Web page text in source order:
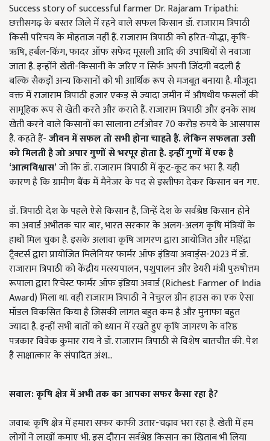
Success story of successful farmer Dr. Rajaram Tripathi:
छत्तीसगढ़ के बस्तर जिले में रहने वाले सफल किसान डॉ. राजाराम त्रिपाठी
किसी परिचय के मोहताज नहीं हैं. राजाराम त्रिपाठी को हरित-योद्धा, कृषि-
ऋषि, हर्बल-किंग, फादर ऑफ सफेद मूसली आदि की उपाधियों से नवाजा
जाता है. इन्होंने खेती-किसानी के जरिए न सिर्फ अपनी जिंदगी बदली है
बल्कि सैकड़ों अन्य किसानों को भी आर्थिक रूप से मजबूत बनाया है. मौजूदा
वक्त में राजाराम त्रिपाठी हजार एकड़ से ज्यादा जमीन में औषधीय फसलों की
सामूहिक रूप से खेती करते और कराते हैं. राजाराम त्रिपाठी और इनके साथ
खेती करने वाले किसानों का सालाना टर्नओवर 70 करोड़ रुपये के आसपास
है. कहते हैं-जीवन में सफल तो सभी होना चाहते हैं. लेकिन सफलता उसी
को मिलती है जो अपार गुणों से भरपूर होता है. इन्हीं गुणों में एक है
‘आत्मविश्वास’जो कि डॉ. राजाराम त्रिपाठी में कूट-कूट कर भरा है. यही
कारण है कि ग्रामीण बैंक में मैनेजर के पद से इस्तीफा देकर किसान बन गए.
डॉ. त्रिपाठी देश के पहले ऐसे किसान हैं, जिन्हें देश के सर्वश्रेष्ठ किसान होने
का अवार्ड अभीतक चार बार, भारत सरकार के अलग-अलग कृषि मंत्रियों के
हाथों मिल चुका है. इसके अलावा कृषि जागरण द्वारा आयोजित और महिंद्रा
ट्रैक्टर्स द्वारा प्रायोजित मिलेनियर फार्मर ऑफ इंडिया अवार्ड्स-2023 में डॉ.
राजाराम त्रिपाठी को केंद्रीय मत्स्यपालन, पशुपालन और डेयरी मंत्री पुरुषोत्तम
रूपाला द्वारा रिचेस्ट फार्मर ऑफ इंडिया अवार्ड (Richest Farmer of India
Award) मिला था. वही राजाराम त्रिपाठी ने नेचुरल ग्रीन हाउस का एक ऐसा
मॉडल विकसित किया है जिसकी लागत बहुत कम है और मुनाफा बहुत
ज्यादा है. इन्हीं सभी बातों को ध्यान में रखते हुए कृषि जागरण के वरिष्ठ
पत्रकार विवेक कुमार राय ने डॉ. राजाराम त्रिपाठी से विशेष बातचीत की. पेश
है साक्षात्कार के संपादित अंश...
सवाल: कृषि क्षेत्र में अभी तक का आपका सफर कैसा रहा है?
जवाब: कृषि क्षेत्र में हमारा सफर काफी उतार-चढ़ाव भरा रहा है. खेती में हम
लोगों ने लाखों कमाए भी. इस दौरान सर्वश्रेष्ठ किसान का खिताब भी लिया